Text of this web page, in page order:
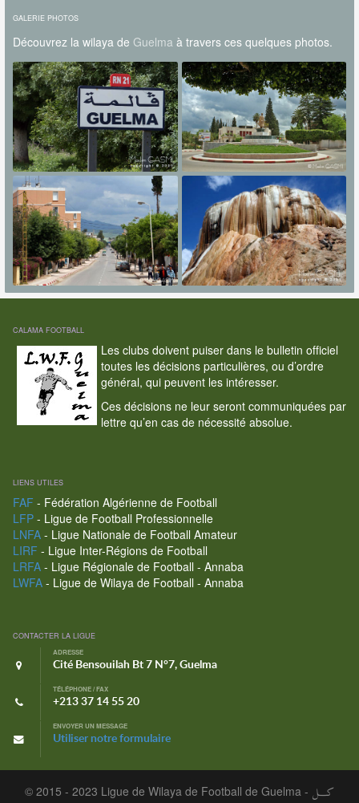
GALERIE PHOTOS
Découvrez la wilaya de Guelma à travers ces quelques photos.
CALAMA FOOTBALL
Les clubs doivent puiser dans le bulletin officiel
toutes les décisions particulières, ou d’ordre
général, qui peuvent les intéresser.
Ces décisions ne leur seront communiquées par
lettre qu’en cas de nécessité absolue.
LIENS UTILES
FAF - Fédération Algérienne de Football
LFP- Ligue de Football Professionnelle
LNFA- Ligue Nationale de Football Amateur
LIRF - Ligue Inter-Régions de Football
LRFA- Ligue Régionale de Football - Annaba
LWFA- Ligue de Wilaya de Football - Annaba
CONTACTER LA LIGUE
ADRESSE
Cité Bensouilah Bt 7 N°7, Guelma
TÉLÉPHONE / FAX
+213 37 14 55 20
ENVOYER UN MESSAGE
Utiliser notre formulaire
© 2015 - 2023 Ligue de Wilaya de Football de Guelma - كـــل